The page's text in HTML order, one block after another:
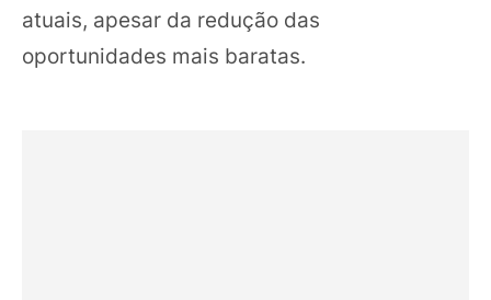
atuais, apesar da redução das
oportunidades mais baratas.